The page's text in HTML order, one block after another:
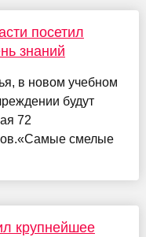
посетил
знаний
в новом учебном
будут
72
смелые
крупнейшее